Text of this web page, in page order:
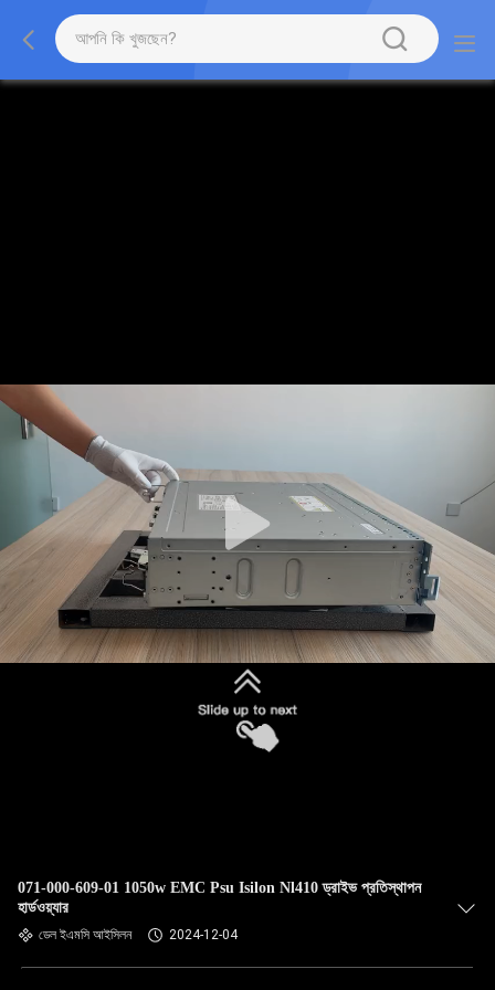
071-000-609-01 1050w EMC Psu Isilon Nl410 ড্রাইভ প্রতিস্থাপন
হার্ডওয়্যার
ডেল ইএমসি আইসিলন 2024-12-04